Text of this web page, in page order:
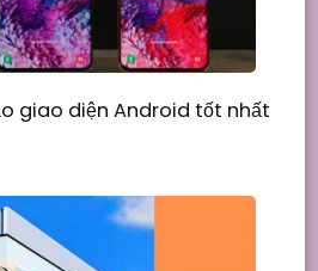
giao diện Android tốt nhất